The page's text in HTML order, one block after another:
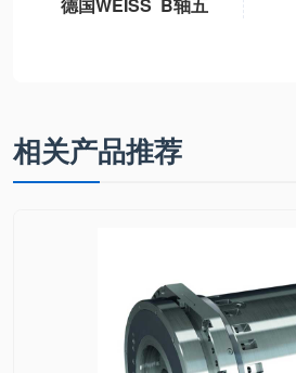
重型B轴、3DB6通
用型B轴
相关产品推荐